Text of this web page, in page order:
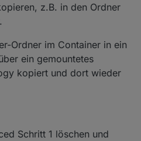
z.B. in den Ordner
Ordner im Container in ein
ein gemountetes
kopiert und dort wieder
Schritt 1 löschen und